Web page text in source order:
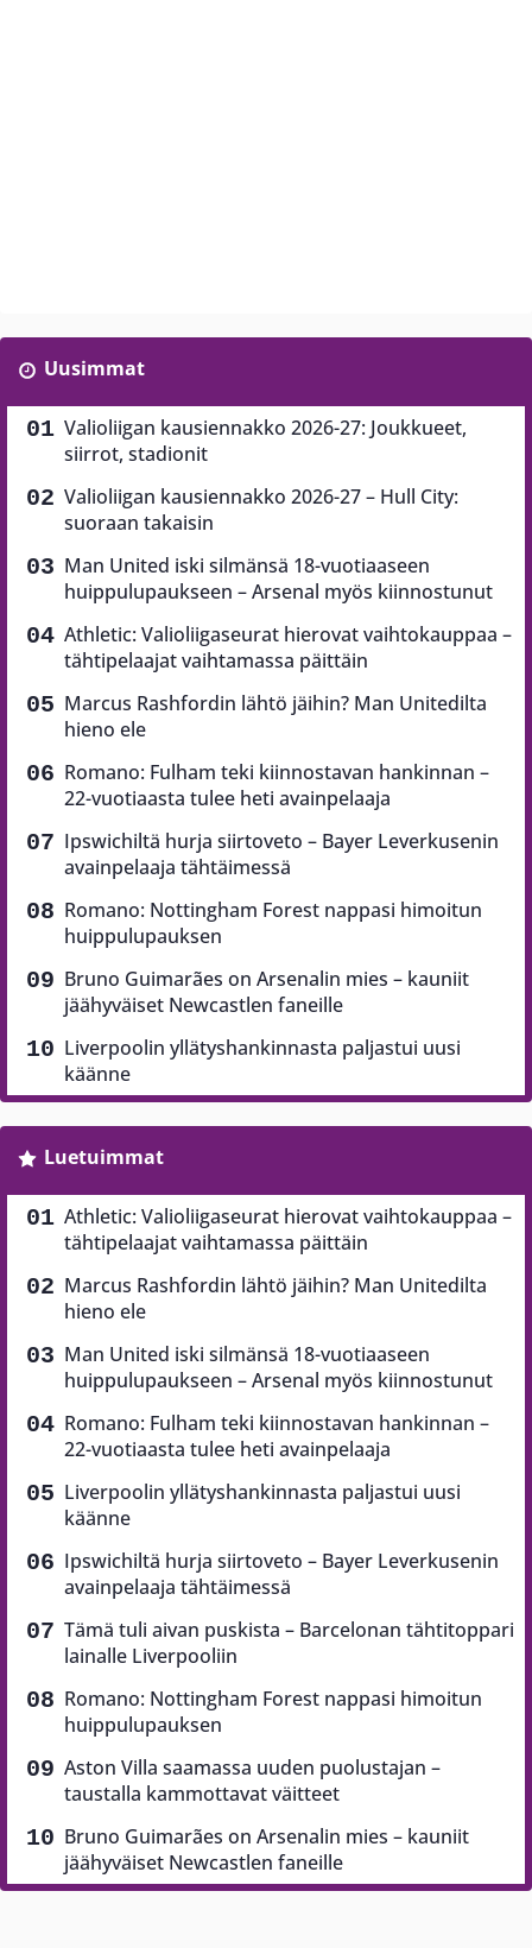
Uusimmat
Valioliigan kausiennakko 2026-27: Joukkueet,
siirrot, stadionit
Valioliigan kausiennakko 2026-27 – Hull City:
suoraan takaisin
Man United iski silmänsä 18-vuotiaaseen
huippulupaukseen – Arsenal myös kiinnostunut
Athletic: Valioliigaseurat hierovat vaihtokauppaa –
tähtipelaajat vaihtamassa päittäin
Marcus Rashfordin lähtö jäihin? Man Unitedilta
hieno ele
Romano: Fulham teki kiinnostavan hankinnan –
22-vuotiaasta tulee heti avainpelaaja
Ipswichiltä hurja siirtoveto – Bayer Leverkusenin
avainpelaaja tähtäimessä
Romano: Nottingham Forest nappasi himoitun
huippulupauksen
Bruno Guimarães on Arsenalin mies – kauniit
jäähyväiset Newcastlen faneille
Liverpoolin yllätyshankinnasta paljastui uusi
käänne
Luetuimmat
Athletic: Valioliigaseurat hierovat vaihtokauppaa –
tähtipelaajat vaihtamassa päittäin
Marcus Rashfordin lähtö jäihin? Man Unitedilta
hieno ele
Man United iski silmänsä 18-vuotiaaseen
huippulupaukseen – Arsenal myös kiinnostunut
Romano: Fulham teki kiinnostavan hankinnan –
22-vuotiaasta tulee heti avainpelaaja
Liverpoolin yllätyshankinnasta paljastui uusi
käänne
Ipswichiltä hurja siirtoveto – Bayer Leverkusenin
avainpelaaja tähtäimessä
Tämä tuli aivan puskista – Barcelonan tähtitoppari
lainalle Liverpooliin
Romano: Nottingham Forest nappasi himoitun
huippulupauksen
Aston Villa saamassa uuden puolustajan –
taustalla kammottavat väitteet
Bruno Guimarães on Arsenalin mies – kauniit
jäähyväiset Newcastlen faneille